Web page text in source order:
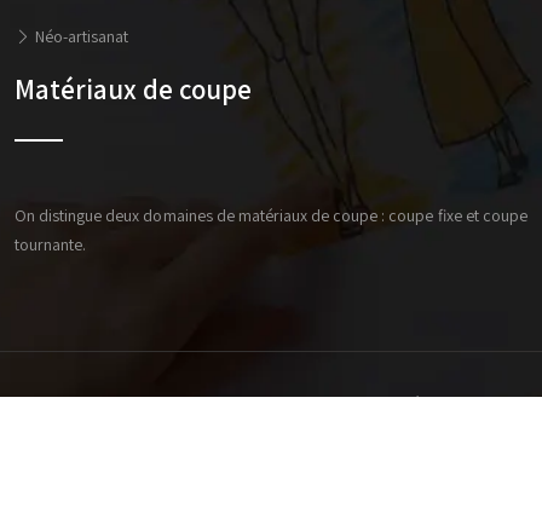
Néo-artisanat
Matériaux de coupe
On distingue deux domaines de matériaux de coupe : coupe fixe et coupe
tournante.
Suivre une formation professionnelle pour décrocher un